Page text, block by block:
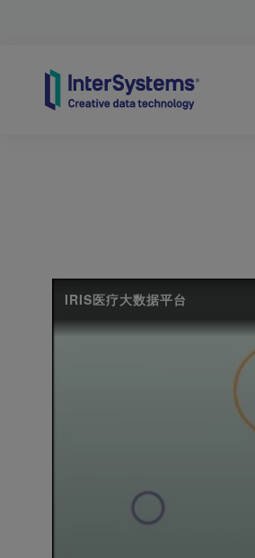
IRIS医疗大数据平台